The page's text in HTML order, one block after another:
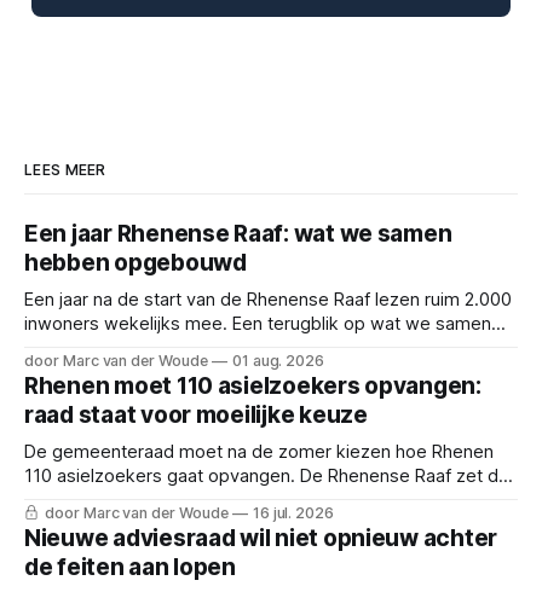
LEES MEER
Een jaar Rhenense Raaf: wat we samen
hebben opgebouwd
Een jaar na de start van de Rhenense Raaf lezen ruim 2.000
inwoners wekelijks mee. Een terugblik op wat we samen
door Marc van der Woude 01 aug. 2026
Rhenen moet 110 asielzoekers opvangen:
raad staat voor moeilijke keuze
De gemeenteraad moet na de zomer kiezen hoe Rhenen
110 asielzoekers gaat opvangen. De Rhenense Raaf zet de
dilemma's en de vier scenario's op een rij.
door Marc van der Woude 16 jul. 2026
Nieuwe adviesraad wil niet opnieuw achter
de feiten aan lopen